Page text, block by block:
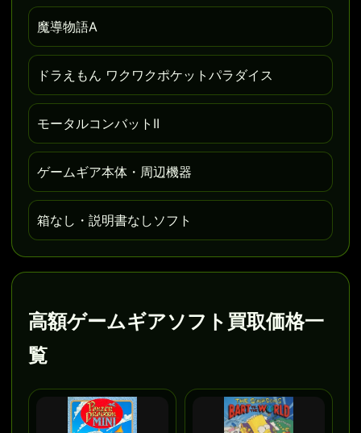
魔導物語A
ドラえもん ワクワクポケットパラダイス
モータルコンバットII
ゲームギア本体・周辺機器
箱なし・説明書なしソフト
高額ゲームギアソフト買取価格一
覧